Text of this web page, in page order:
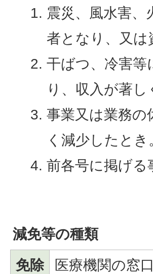
震災、風水害、
者となり、又は
干ばつ、冷害等
り、収入が著
事業又は業務の
く減少したとき
前各号に掲げ
減免等の種類
免除
医療機関の窓